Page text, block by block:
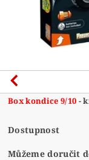
Box kondice 9/10 -
Dostupnost
Můžeme doručit